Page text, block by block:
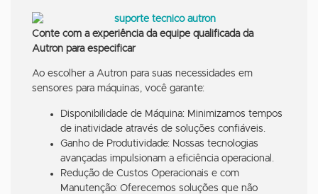
Conte com a experiência da equipe qualificada da
Autron para especificar
Ao escolher a Autron para suas necessidades em
sensores para máquinas, você garante:
Disponibilidade de Máquina: Minimizamos tempos
de inatividade através de soluções confiáveis.
Ganho de Produtividade: Nossas tecnologias
avançadas impulsionam a eficiência operacional.
Redução de Custos Operacionais e com
Manutenção: Oferecemos soluções que não